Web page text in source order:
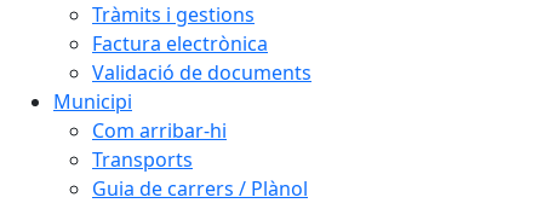
Tràmits i gestions
Factura electrònica
Validació de documents
Municipi
Com arribar-hi
Transports
Guia de carrers / Plànol